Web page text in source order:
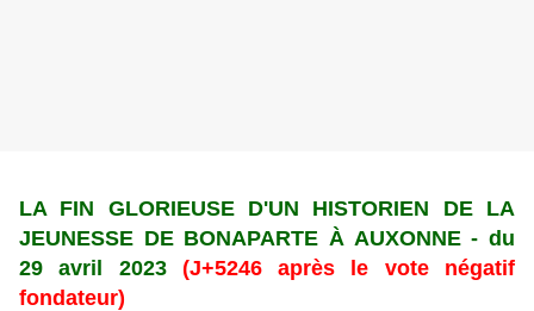
LA FIN GLORIEUSE D'UN HISTORIEN DE LA
JEUNESSE DE BONAPARTE À AUXONNE-du
29 avril 2023 (J+5246 après le vote négatif
fondateur)